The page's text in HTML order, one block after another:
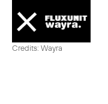
Credits: Wayra